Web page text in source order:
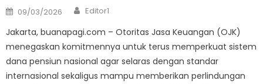
Posted
on
09/03/2026 Author
Editor1
Jakarta, buanapagi.com – Otoritas Jasa Keuangan (OJK)
menegaskan komitmennya untuk terus memperkuat sistem
dana pensiun nasional agar selaras dengan standar
internasional sekaligus mampu memberikan perlindungan